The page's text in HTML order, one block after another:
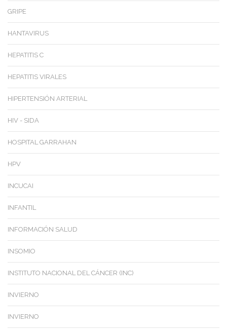
GRIPE
HANTAVIRUS
HEPATITIS C
HEPATITIS VIRALES
HIPERTENSIÓN ARTERIAL
HIV - SIDA
HOSPITAL GARRAHAN
HPV
INCUCAI
INFANTIL
INFORMACIÓN SALUD
INSOMIO
INSTITUTO NACIONAL DEL CÁNCER (INC)
INVIERNO
INVIERNO